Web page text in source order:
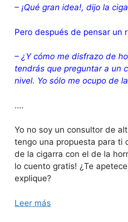
– ¡Qué gran idea!, dijo la
Pero después de pensar un
– ¿Y cómo me disfrazo de
tendrás que preguntar a un
nivel. Yo sólo me ocupo de
….
Yo no soy un consultor de
tengo una propuesta para ti
de la cigarra con el de la
lo cuento gratis! ¿Te
explique?
Leer más